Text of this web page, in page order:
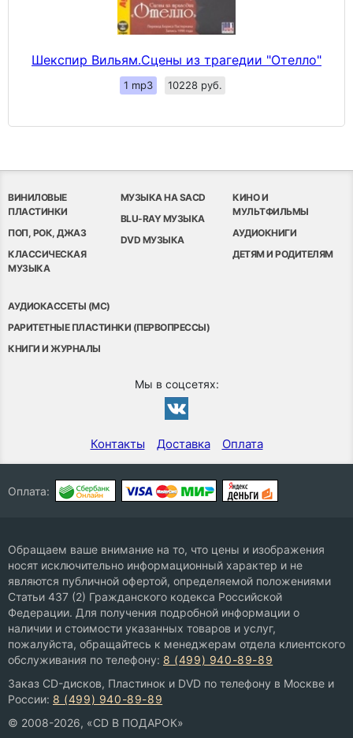
Шекспир Вильям.Сцены из трагедии "Отелло"
1 mp3 10228 руб.
ВИНИЛОВЫЕ
ПЛАСТИНКИ
ПОП, РОК, ДЖАЗ
КЛАССИЧЕСКАЯ
МУЗЫКА
МУЗЫКА НА SACD
BLU-RAY МУЗЫКА
DVD МУЗЫКА
КИНО И
МУЛЬТФИЛЬМЫ
АУДИОКНИГИ
ДЕТЯМ И РОДИТЕЛЯМ
АУДИОКАССЕТЫ (MC)
РАРИТЕТНЫЕ ПЛАСТИНКИ (ПЕРВОПРЕССЫ)
КНИГИ И ЖУРНАЛЫ
Мы в соцсетях:
Контакты Доставка Оплата
Оплата:
Обращаем ваше внимание на то, что цены и изображения
носят исключительно информационный характер и не
являются публичной офертой, определяемой положениями
Статьи 437 (2) Гражданского кодекса Российской
Федерации. Для получения подробной информации о
наличии и стоимости указанных товаров и услуг,
пожалуйста, обращайтесь к менеджерам отдела клиентского
обслуживания по телефону: 8 (499) 940-89-89
Заказ CD-дисков, Пластинок и DVD по телефону в Москве и
России: 8 (499) 940-89-89
© 2008-2026, «CD В ПОДАРОК»